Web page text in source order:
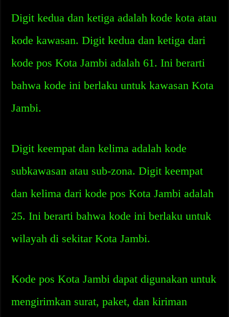
Digit kedua dan ketiga adalah kode kota atau
kode kawasan. Digit kedua dan ketiga dari
kode pos Kota Jambi adalah 61. Ini berarti
bahwa kode ini berlaku untuk kawasan Kota
Jambi.
Digit keempat dan kelima adalah kode
subkawasan atau sub-zona. Digit keempat
dan kelima dari kode pos Kota Jambi adalah
25. Ini berarti bahwa kode ini berlaku untuk
wilayah di sekitar Kota Jambi.
Kode pos Kota Jambi dapat digunakan untuk
mengirimkan surat, paket, dan kiriman